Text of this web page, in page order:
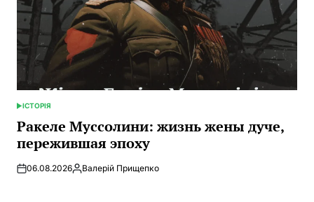
ОПУБЛИКОВАНО
В
ІСТОРІЯ
Ракеле Муссолини: жизнь жены дуче,
пережившая эпоху
06.08.2026Запись
Валерій Прищепко